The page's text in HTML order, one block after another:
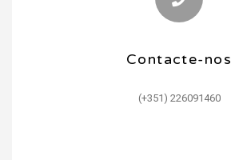
Contacte-nos
(+351) 226091460
Contacte-nos
(+351) 930502965